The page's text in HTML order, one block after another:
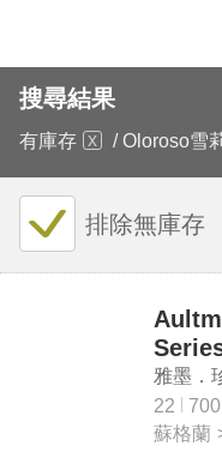
搜尋結果
有庫存 / Oloroso雪
排除無庫存
Aged
Malt
雅墨．
年斯佩
22
蘇格蘭